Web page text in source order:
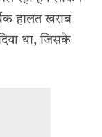
हालत खराब
था, जिसके